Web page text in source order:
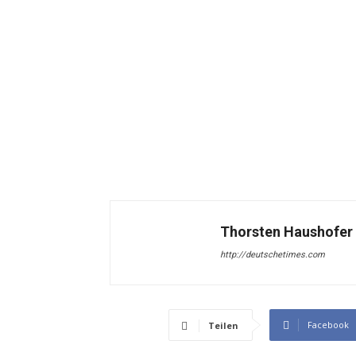
Thorsten Haushofer
http://deutschetimes.com
Teilen Facebook